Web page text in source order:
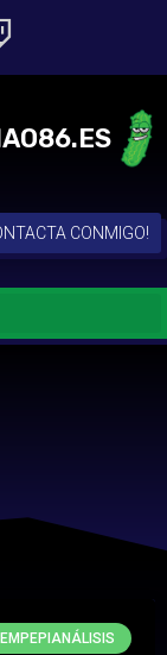
CONMIGO!
EMPEPIANÁLISIS